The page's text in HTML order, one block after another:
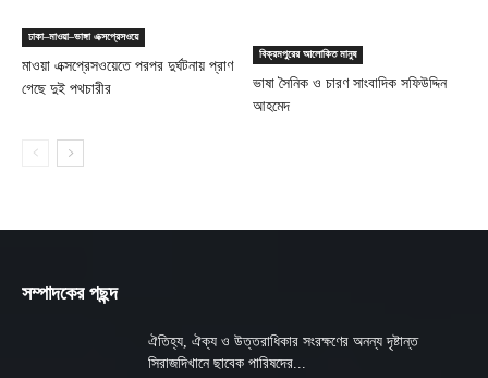
ঢাকা–মাওয়া–ভাঙ্গা এক্সপ্রেসওয়ে
মাওয়া এক্সপ্রেসওয়েতে পরপর দুর্ঘটনায় প্রাণ
গেছে দুই পথচারীর
বিক্রমপুরের আলোকিত মানুষ
ভাষা সৈনিক ও চারণ সাংবাদিক সফিউদ্দিন
আহমেদ
সম্পাদকের পছন্দ
ঐতিহ্য, ঐক্য ও উত্তরাধিকার সংরক্ষণের অনন্য দৃষ্টান্ত
সিরাজদিখানে ছাবেক পারিষদের...